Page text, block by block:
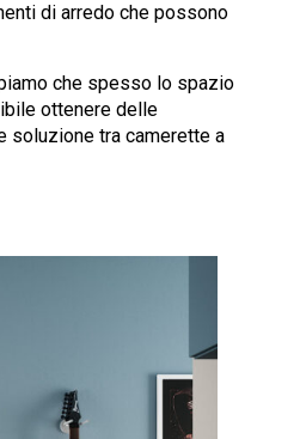
di arredo che possono
che spesso lo spazio
ottenere delle
soluzione tra camerette a